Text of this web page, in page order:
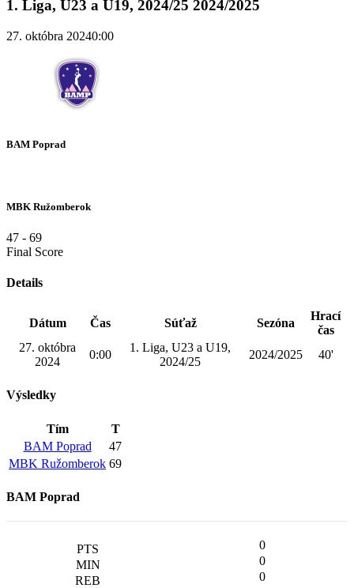
1. Liga, U23 a U19, 2024/25 2024/2025
27. októbra 20240:00
BAM Poprad
MBK Ružomberok
47 - 69
Final Score
Details
Dátum Čas Súťaž Sezóna
Hrací
čas
27. októbra
2024
0:00
1. Liga, U23 a U19,
2024/25
2024/2025 40'
Výsledky
Tím
T
BAM Poprad
47
MBK Ružomberok 69
BAM Poprad
0
0
0